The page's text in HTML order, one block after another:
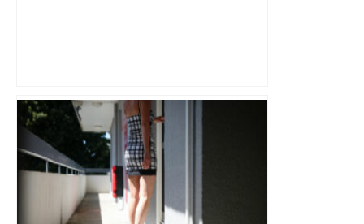
Toulouse. Un incendie se déclare dans
un bâtiment désaffecté : une
cinquantaine de migrants évacuée –
Actu.fr